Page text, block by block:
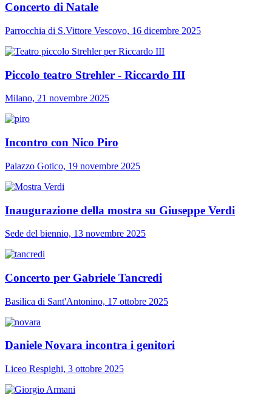
Concerto di Natale
Parrocchia di S.Vittore Vescovo, 16 dicembre 2025
Piccolo teatro Strehler - Riccardo III
Milano, 21 novembre 2025
Incontro con Nico Piro
Palazzo Gotico, 19 novembre 2025
Inaugurazione della mostra su Giuseppe Verdi
Sede del biennio, 13 novembre 2025
Concerto per Gabriele Tancredi
Basilica di Sant'Antonino, 17 ottobre 2025
Daniele Novara incontra i genitori
Liceo Respighi, 3 ottobre 2025